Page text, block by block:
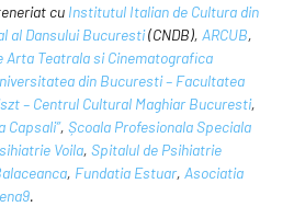
cu Institutul Italian de Cultura din
al Dansului Bucuresti(CNDB), ARCUB,
Arta Teatrala si Cinematografica
din Bucuresti – Facultatea
– Centrul Cultural Maghiar Bucuresti,
Capsali”, Școala Profesionala Speciala
Voila, Spitalul de Psihiatrie
, Fundatia Estuar, Asociatia
.